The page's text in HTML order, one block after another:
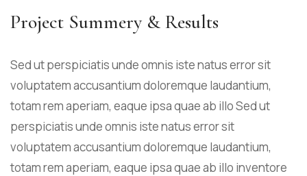
Project Summery & Results
Sed ut perspiciatis unde omnis iste natus error sit
voluptatem accusantium doloremque laudantium,
totam rem aperiam, eaque ipsa quae ab illo Sed ut
perspiciatis unde omnis iste natus error sit
voluptatem accusantium doloremque laudantium,
totam rem aperiam, eaque ipsa quae ab illo inventore